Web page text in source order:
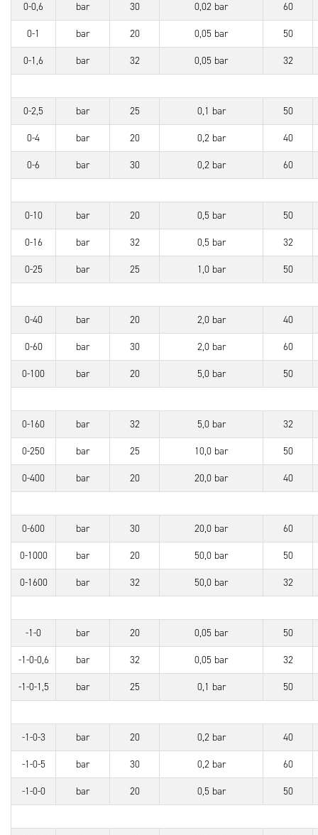
0-0,6 bar 30 0,02 bar 60
0-1 bar 20 0,05 bar 50
0-1,6 bar 32 0,05 bar 32
0-2,5 bar 25 0,1 bar 50
0-4 bar 20 0,2 bar 40
0-6 bar 30 0,2 bar 60
0-10 bar 20 0,5 bar 50
0-16 bar 32 0,5 bar 32
0-25 bar 25 1,0 bar 50
0-40 bar 20 2,0 bar 40
0-60 bar 30 2,0 bar 60
0-100 bar 20 5,0 bar 50
0-160 bar 32 5,0 bar 32
0-250 bar 25 10,0 bar 50
0-400 bar 20 20,0 bar 40
0-600 bar 30 20,0 bar 60
0-1000 bar 20 50,0 bar 50
0-1600 bar 32 50,0 bar 32
-1-0 bar 20 0,05 bar 50
-1-0-0,6 bar 32 0,05 bar 32
-1-0-1,5 bar 25 0,1 bar 50
-1-0-3 bar 20 0,2 bar 40
-1-0-5 bar 30 0,2 bar 60
-1-0-0 bar 20 0,5 bar 50